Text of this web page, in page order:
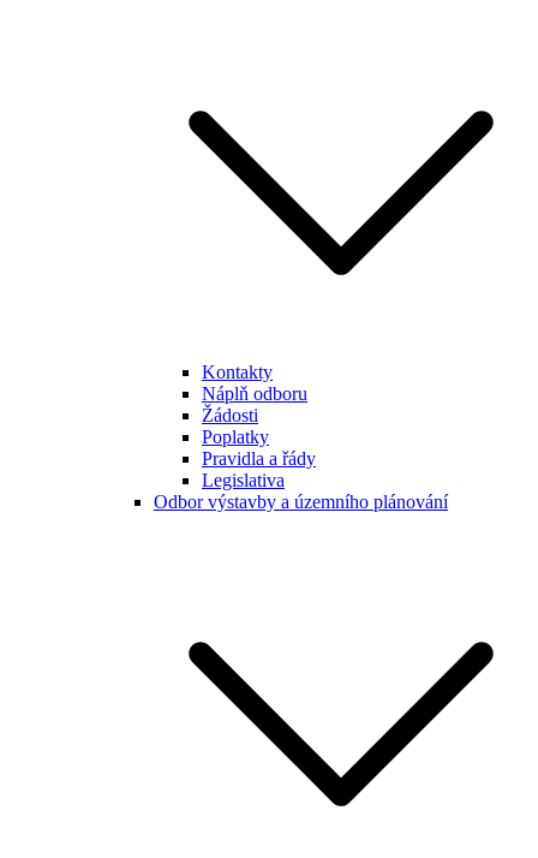
Kontakty
Náplň odboru
Žádosti
Poplatky
Pravidla a řády
Legislativa
Odbor výstavby a územního plánování